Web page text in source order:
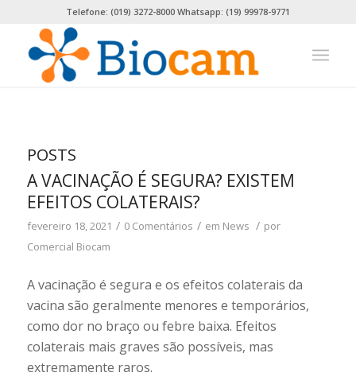
Telefone: (019) 3272-8000 Whatsapp: (19) 99978-9771
POSTS
A VACINAÇÃO É SEGURA? EXISTEM
EFEITOS COLATERAIS?
fevereiro 18, 2021 / 0 Comentários / em News / por
Comercial Biocam
A vacinação é segura e os efeitos colaterais da
vacina são geralmente menores e temporários,
como dor no braço ou febre baixa. Efeitos
colaterais mais graves são possíveis, mas
extremamente raros.